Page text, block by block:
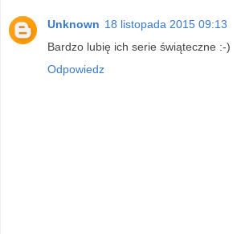
Unknown 18 listopada 2015 09:13
Bardzo lubię ich serie świąteczne :-)
Odpowiedz